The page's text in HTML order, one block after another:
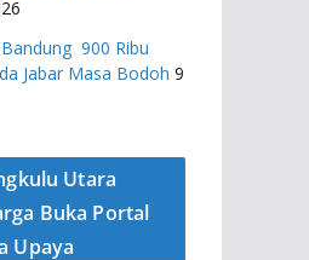
900 Ribu
Jabar Masa Bodoh 9
Utara
Buka Portal
Upaya